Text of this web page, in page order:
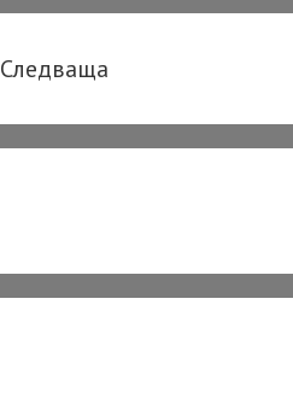
си
Следваща